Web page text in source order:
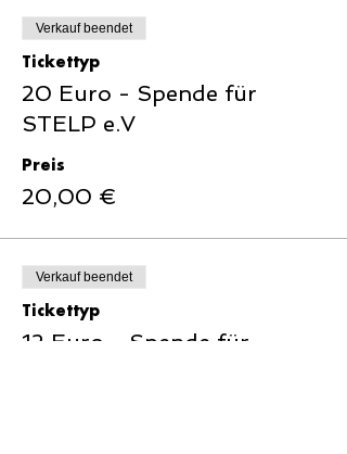
Verkauf beendet
Tickettyp
20 Euro - Spende für
STELP e.V
Preis
20,00 €
Verkauf beendet
Tickettyp
12 Euro - Spende für